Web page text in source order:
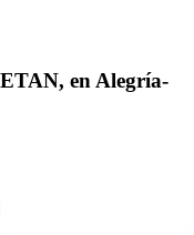
en Alegría-